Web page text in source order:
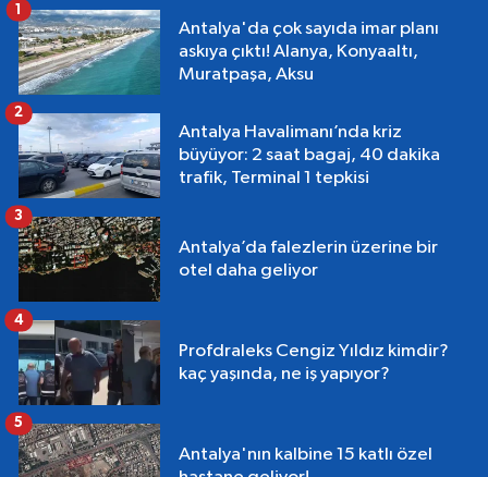
Antalya'da çok sayıda imar planı
askıya çıktı! Alanya, Konyaaltı,
Muratpaşa, Aksu
1
Antalya Havalimanı’nda kriz
büyüyor: 2 saat bagaj, 40 dakika
trafik, Terminal 1 tepkisi
2
Antalya’da falezlerin üzerine bir
otel daha geliyor
3
Profdraleks Cengiz Yıldız kimdir?
kaç yaşında, ne iş yapıyor?
4
Antalya'nın kalbine 15 katlı özel
5